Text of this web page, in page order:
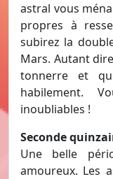
astral vous
propres à
subirez la
Mars. Autant
tonnerre et
habilement.
inoubliables !
Seconde
Une belle
amoureux. Les